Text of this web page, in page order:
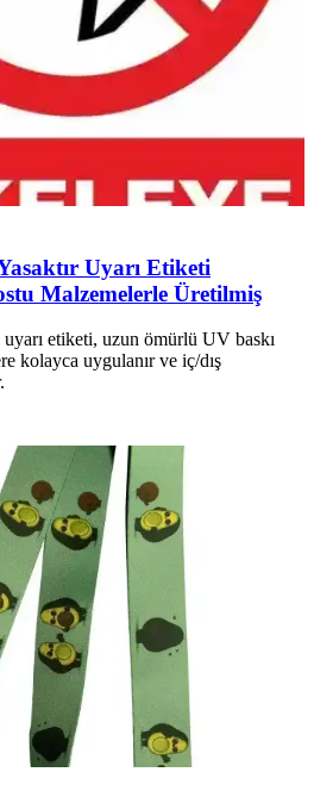
Uyarı Etiketi
Malzemelerle Üretilmiş
etiketi, uzun ömürlü UV baskı
kolayca uygulanır ve iç/dış